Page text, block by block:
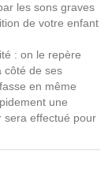
les sons graves
de votre enfant
: on le repère
côté de ses
en même
une
sera effectué pour